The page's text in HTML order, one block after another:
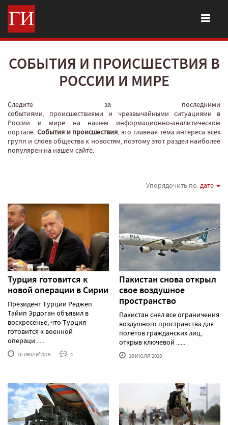
СОБЫТИЯ И ПРОИСШЕСТВИЯ В
РОССИИ И МИРЕ
Следите за последними
событиями, происшествиями и чрезвычайными ситуациями в
России и мире на нашем информационно-аналитическом
портале. События и происшествия, это главная тема интереса всех
групп и слоев общества к новостям, поэтому этот раздел наиболее
популярен на нашем сайте.
Упорядочить по:дате
Турция готовится к
новой операции в Сирии
Президент Турции Реджеп
Тайип Эрдоган объявил в
воскресенье, что Турция
готовится к военной
операци......
16 ИЮЛЯ'2019 4
Пакистан снова открыл
свое воздушное
пространство
Пакистан снял все ограничения
воздушного пространства для
полетов гражданских лиц,
открыв ключевой ......
16 ИЮЛЯ'2019